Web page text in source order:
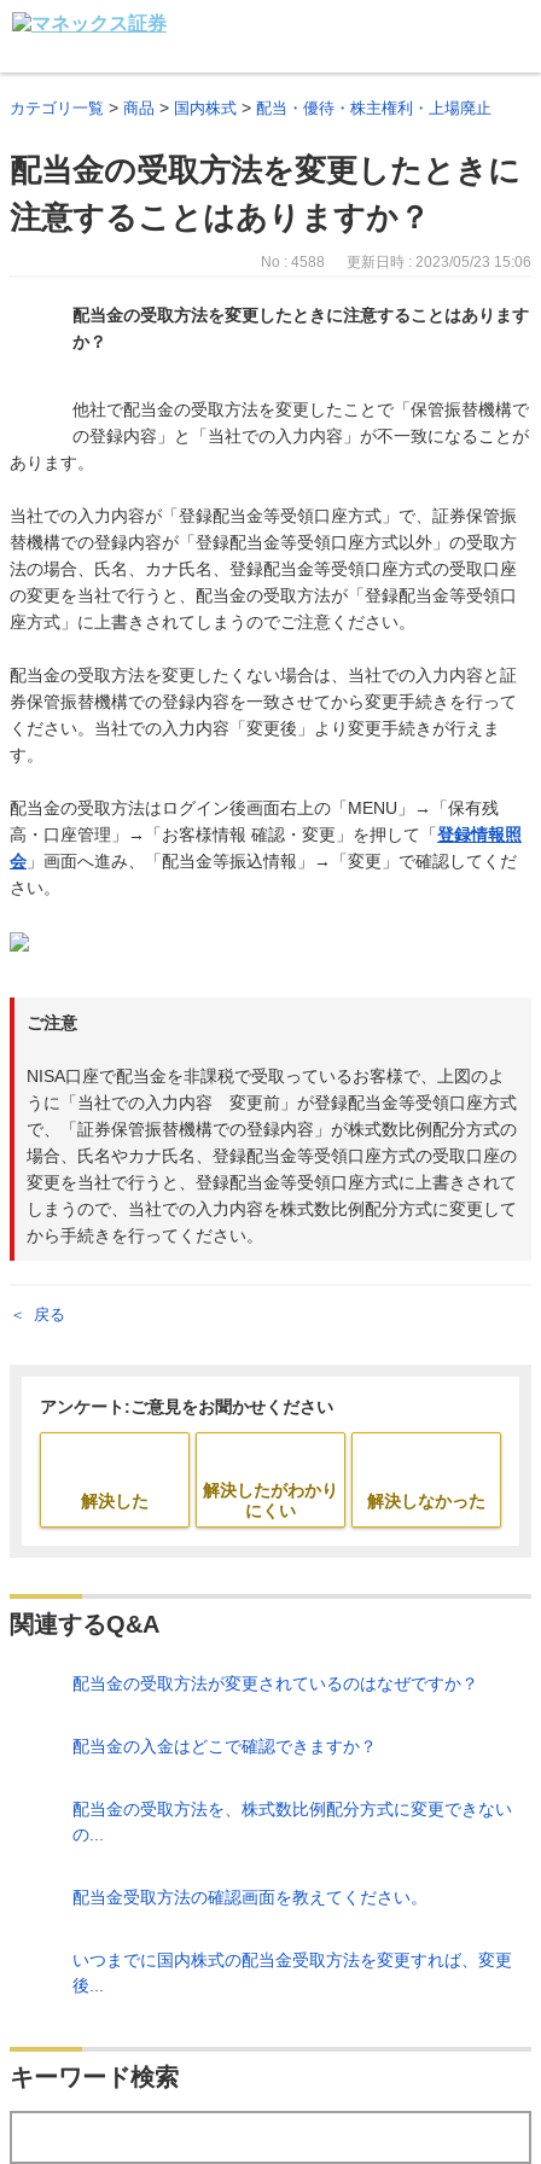
カテゴリ一覧 > 商品 > 国内株式 > 配当・優待・株主権利・上場廃止
配当金の受取方法を変更したときに
注意することはありますか？
No : 4588 更新日時 : 2023/05/23 15:06
配当金の受取方法を変更したときに注意することはあります
か？
他社で配当金の受取方法を変更したことで「保管振替機構で
の登録内容」と「当社での入力内容」が不一致になることが
あります。
当社での入力内容が「登録配当金等受領口座方式」で、証券保管振
替機構での登録内容が「登録配当金等受領口座方式以外」の受取方
法の場合、氏名、カナ氏名、登録配当金等受領口座方式の受取口座
の変更を当社で行うと、配当金の受取方法が「登録配当金等受領口
座方式」に上書きされてしまうのでご注意ください。
配当金の受取方法を変更したくない場合は、当社での入力内容と証
券保管振替機構での登録内容を一致させてから変更手続きを行って
ください。当社での入力内容「変更後」より変更手続きが行えま
す。
配当金の受取方法はログイン後画面右上の「MENU」→「保有残
高・口座管理」→「お客様情報 確認・変更」を押して「登録情報照
会 」画面へ進み、「配当金等振込情報」→「変更」で確認してくだ
さい。
ご注意
NISA口座で配当金を非課税で受取っているお客様で、上図のよ
うに「当社での入力内容 変更前」が登録配当金等受領口座方式
で、「証券保管振替機構での登録内容」が株式数比例配分方式の
場合、氏名やカナ氏名、登録配当金等受領口座方式の受取口座の
変更を当社で行うと、登録配当金等受領口座方式に上書きされて
しまうので、当社での入力内容を株式数比例配分方式に変更して
から手続きを行ってください。
戻る
アンケート:ご意見をお聞かせください
解決した
解決したがわかり
にくい
解決しなかった
関連するQ&A
配当金の受取方法が変更されているのはなぜですか？
配当金の入金はどこで確認できますか？
配当金の受取方法を、株式数比例配分方式に変更できない
の...
配当金受取方法の確認画面を教えてください。
いつまでに国内株式の配当金受取方法を変更すれば、変更
後...
キーワード検索